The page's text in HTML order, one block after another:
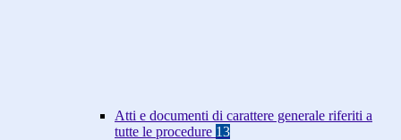
Atti e documenti di carattere generale riferiti a
tutte le procedure 13